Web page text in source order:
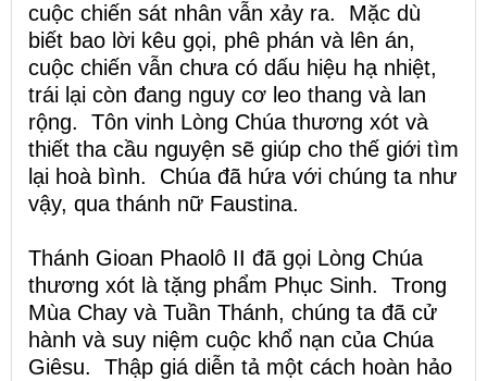
cuộc chiến sát nhân vẫn xảy ra. Mặc dù
biết bao lời kêu gọi, phê phán và lên án,
cuộc chiến vẫn chưa có dấu hiệu hạ nhiệt,
trái lại còn đang nguy cơ leo thang và lan
rộng. Tôn vinh Lòng Chúa thương xót và
thiết tha cầu nguyện sẽ giúp cho thế giới tìm
lại hoà bình. Chúa đã hứa với chúng ta như
vậy, qua thánh nữ Faustina.
Thánh Gioan Phaolô II đã gọi Lòng Chúa
thương xót là tặng phẩm Phục Sinh. Trong
Mùa Chay và Tuần Thánh, chúng ta đã cử
hành và suy niệm cuộc khổ nạn của Chúa
Giêsu. Thập giá diễn tả một cách hoàn hảo